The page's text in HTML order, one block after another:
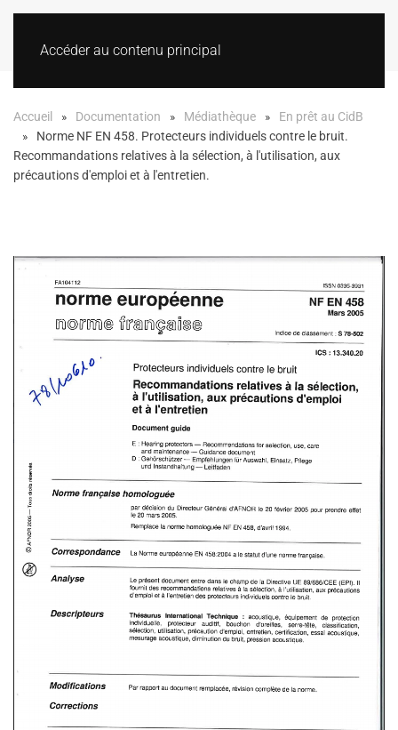
Accéder au contenu principal
Accueil Documentation Médiathèque
En prêt au CidB
Norme NF EN 458. Protecteurs individuels contre le bruit.
Recommandations relatives à la sélection, à l'utilisation, aux
précautions d'emploi et à l'entretien.